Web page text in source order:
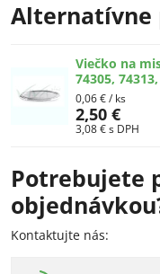
Alternatívne
Viečko na
74305,
2,50 €
3,08 €s DPH
0,06 €/ ks
Potrebujete
Kontaktujte nás: